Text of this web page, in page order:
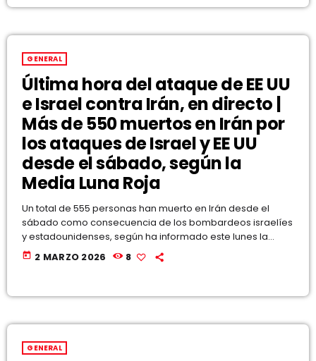
GENERAL
Última hora del ataque de EE UU
e Israel contra Irán, en directo |
Más de 550 muertos en Irán por
los ataques de Israel y EE UU
desde el sábado, según la
Media Luna Roja
Un total de 555 personas han muerto en Irán desde el
sábado como consecuencia de los bombardeos israelíes
y estadounidenses, según ha informado este lunes la
televisión estatal iraní citando a la Media Luna Roja. Solo
en las últimas horas, al menos 20 personas han muerto en
secretario del Consejo Supremo de Seguridad Nacional
today 2 MARZO 2026 8
GENERAL